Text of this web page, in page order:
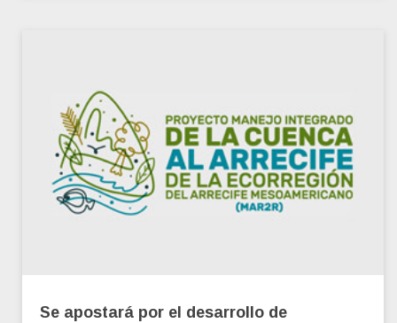
Se apostará por el desarrollo de